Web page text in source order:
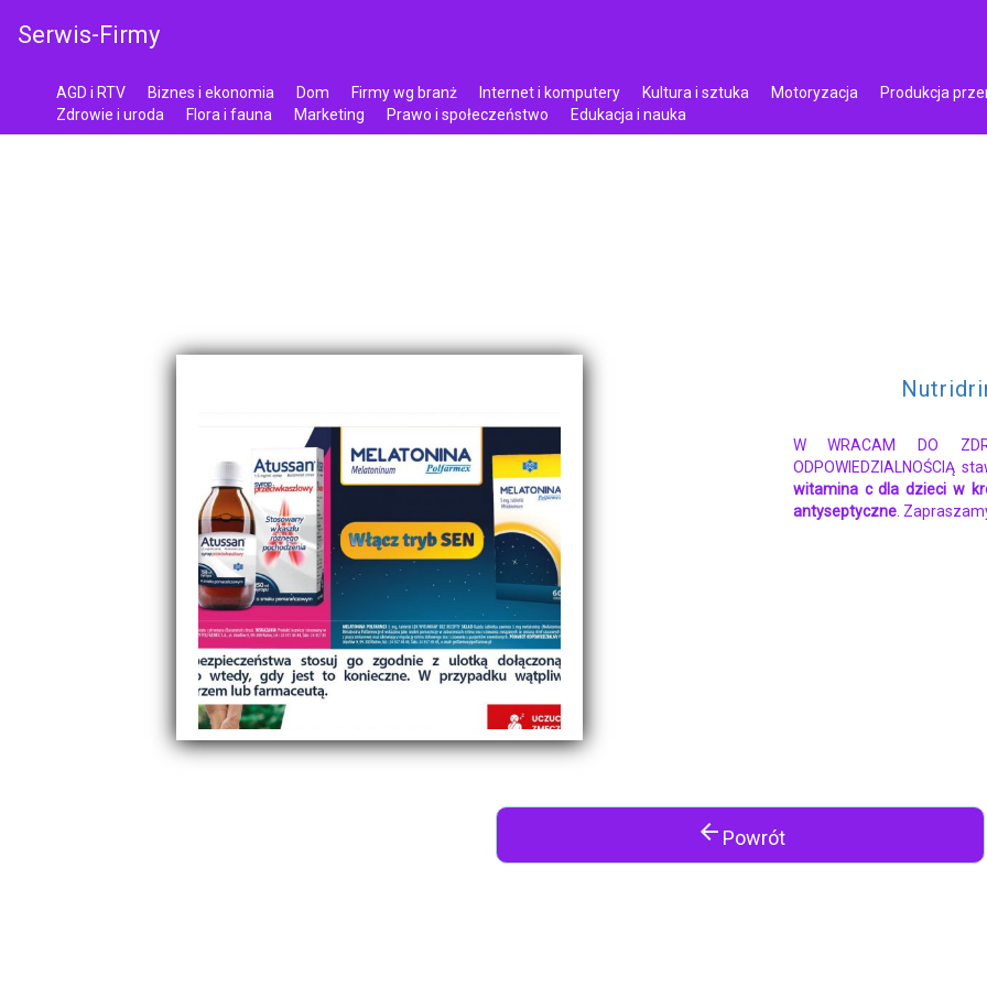
Serwis-Firmy
AGD i RTV Biznes i ekonomia Dom Firmy wg branż Internet i komputery Kultura i sztuka Motoryzacja
Produkcja
Zdrowie i uroda
Flora i fauna Marketing Prawo i społeczeństwo Edukacja i nauka
W WRACAM DO
ODPOWIEDZIALNOŚCIĄ
witamina c dla dzieci w
antyseptyczne.
arrow_back Powrót